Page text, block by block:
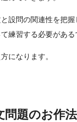
設問の関連性を把
練習する必要がある
になります。
題のお作